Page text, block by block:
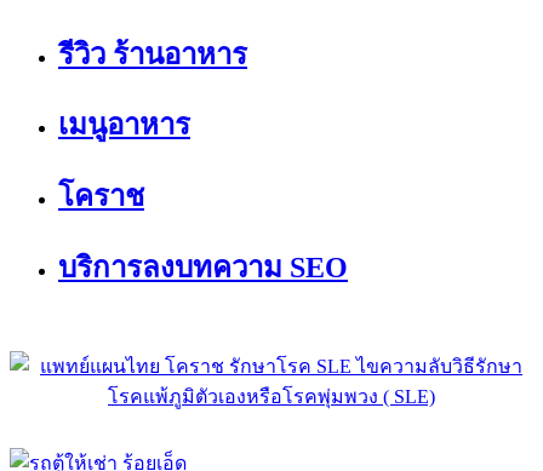
รีวิว ร้านอาหาร
เมนูอาหาร
โคราช
บริการลงบทความ SEO